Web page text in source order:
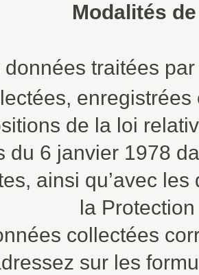
Modalités
données traitées
de la loi
du 6 janvier 1978
ainsi qu’avec
la
collectées
sur les